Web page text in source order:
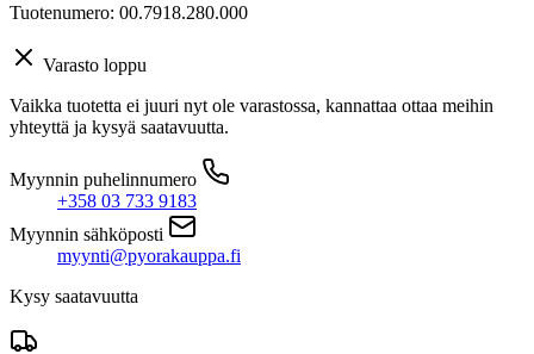
Tuotenumero: 00.7918.280.000
Varasto loppu
Vaikka tuotetta ei juuri nyt ole varastossa, kannattaa ottaa meihin
yhteyttä ja kysyä saatavuutta.
Myynnin puhelinnumero
+358 03 733 9183
Myynnin sähköposti
myynti@pyorakauppa.fi
Kysy saatavuutta